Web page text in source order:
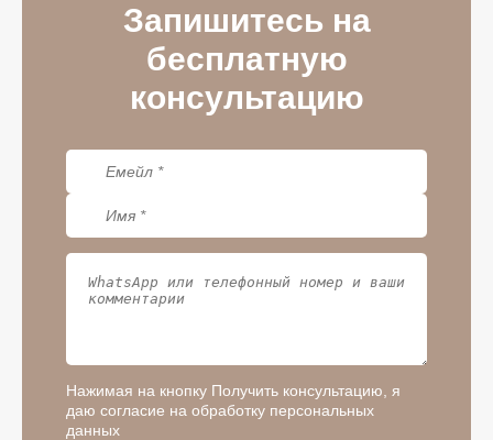
Запишитесь на
бесплатную
консультацию
Нажимая на кнопку Получить консультацию, я
даю согласие на обработку персональных
данных